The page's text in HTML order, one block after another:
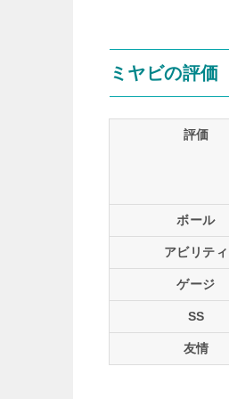
ミヤビの評価
評価
ボール
アビリティ
ゲージ
SS
友情